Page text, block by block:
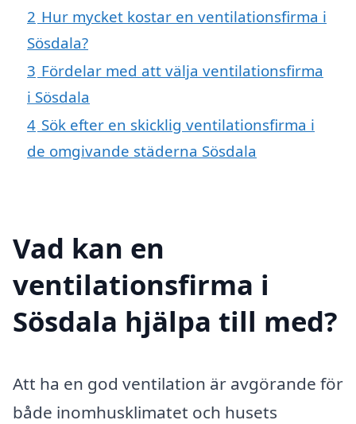
2 Hur mycket kostar en ventilationsfirma i
Sösdala?
3 Fördelar med att välja ventilationsfirma
i Sösdala
4 Sök efter en skicklig ventilationsfirma i
de omgivande städerna Sösdala
Vad kan en
ventilationsfirma i
Sösdala hjälpa till med?
Att ha en god ventilation är avgörande för
både inomhusklimatet och husets